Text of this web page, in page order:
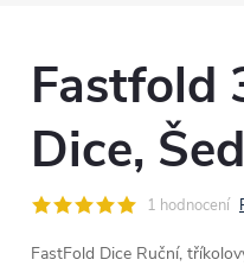
Fastfold
Dice,
1 hodnocení
FastFold Dice Ruční,